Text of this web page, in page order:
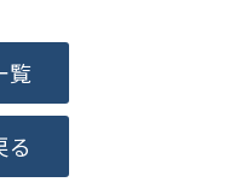
覧
る